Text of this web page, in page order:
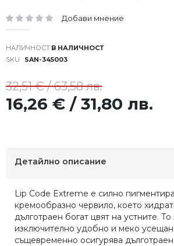
рейтинг: Добави мнение
В НАЛИЧНОСТ
SKU
SAN-345003
16,26 € / 31,80 лв.
32,51 € / 63,58 лв.
Детайлно описание
Lip Code Extreme е силно
кремообразно червило, което
дълготраен богат цвят на устните. То
изключително удобно и меко
същевременно осигурява